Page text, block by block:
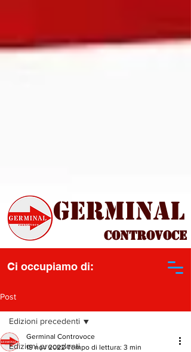
Controvoce
Ci occupiamo di:
Germinal
Post
Edizioni precedenti
Edizioni precedenti
Germinal Controvoce
19 nov 2022 Tempo di lettura: 3 min